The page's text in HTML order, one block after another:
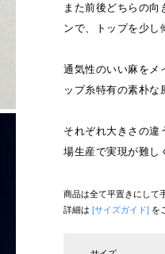
また前後どちらの
ンで、トップを少し
通気性のいい麻をメ
ップ糸特有の素朴な
それぞれ大きさの違
場生産で実現が難し
商品は全て平置きにして
詳細は [サイズガイド] を